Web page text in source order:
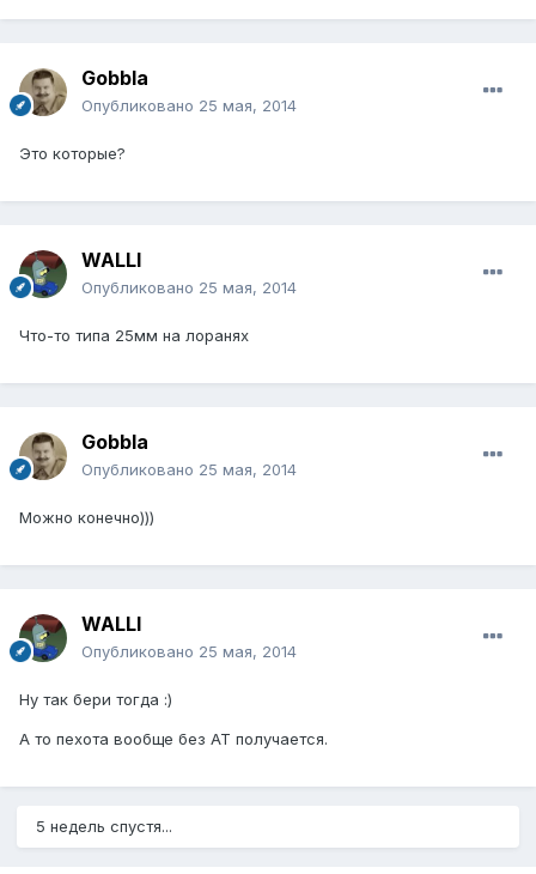
Gobbla
Опубликовано 25 мая, 2014
Это которые?
WALLI
Опубликовано 25 мая, 2014
Что-то типа 25мм на лоранях
Gobbla
Опубликовано 25 мая, 2014
Можно конечно)))
WALLI
Опубликовано 25 мая, 2014
Ну так бери тогда :)
А то пехота вообще без АТ получается.
5 недель спустя...